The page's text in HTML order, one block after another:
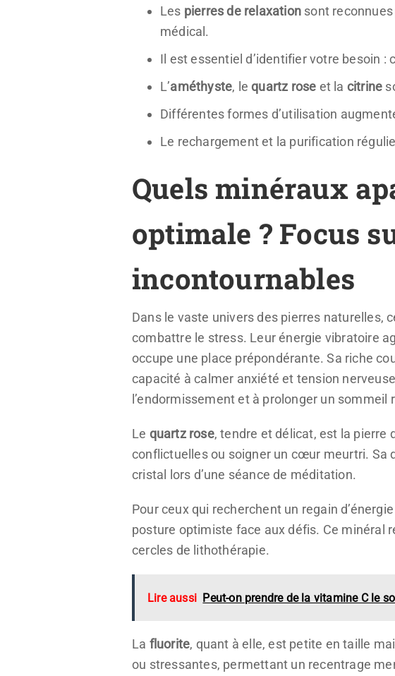
Les pierres de relaxation sont
médical.
Il est essentiel d’identifier votre besoin
L’améthyste, lequartz rose et la citrine
Différentes formes d’utilisation
Le rechargement et la purification
Quels minéraux
optimale ? Focus
incontournables
Dans le vaste univers des pierres naturelles,
combattre le stress. Leur énergie vibratoire
occupe une place prépondérante. Sa riche
capacité à calmer anxiété et tension
l’endormissement et à prolonger un sommeil
Le quartz rose, tendre et délicat, est la pierre
conflictuelles ou soigner un cœur meurtri. Sa
cristal lors d’une séance de méditation.
Pour ceux qui recherchent un regain
posture optimiste face aux défis. Ce minéral
cercles de lithothérapie.
Lire aussi Peut-on prendre de la vitamine C le
La fluorite, quant à elle, est petite en taille
ou stressantes, permettant un recentrage